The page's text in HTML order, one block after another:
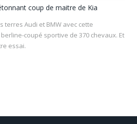
coup de maitre de Kia
terres Audi et BMW avec cette
coupé sportive de 370 chevaux. Et
essai.